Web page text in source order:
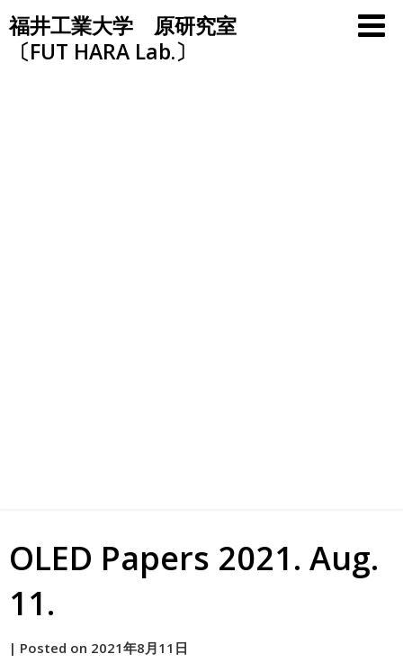
Skip
to
content
福井工業大学 原研究室
〔FUT HARA Lab.〕
OLED Papers 2021. Aug.
11.
by
| Posted on 2021年8月11日